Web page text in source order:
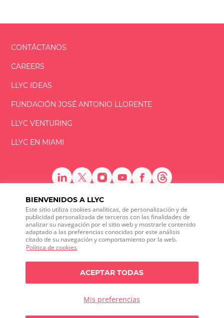
BIENVENIDOS A LLYC
Este sitio utiliza cookies analíticas, de personalización y de
publicidad personalizada de terceros con las finalidades de
analizar su navegación por el sitio web y mostrarle contenido
adaptado a las preferencias conocidas por este análisis
citado de su navegación y comportamiento por la web.
Política de cookies
Mis preferencias
ACEPTAR TODAS
CONTÁCTANOS
CAREERS
LLYC IDEAS
FUNDACIÓNJOSÉ ANTONIO LLORENTE
LLYC VENTURING
LLYC EN MIAMI
LLYC © 2026 Todos los derechos reservados
ES EN PT BR
600 Brickell Avenue, Suite 2125 Miami, Florida 33131
Política de cookies
Política de privacidad sobre Social media listening
Política de seguridad de la información